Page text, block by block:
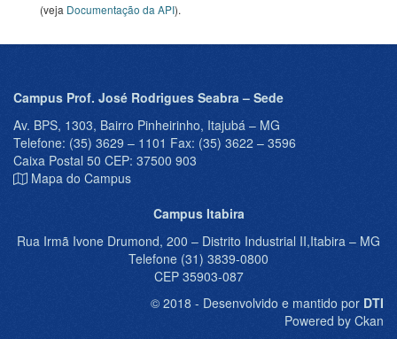
(veja Documentação da API).
Campus Prof. José Rodrigues Seabra – Sede
Av. BPS, 1303, Bairro Pinheirinho, Itajubá – MG
Telefone: (35) 3629 – 1101 Fax: (35) 3622 – 3596
Caixa Postal 50 CEP: 37500 903
Mapa do Campus
Campus Itabira
Rua Irmã Ivone Drumond, 200 – Distrito Industrial II,Itabira – MG
Telefone (31) 3839-0800
CEP 35903-087
© 2018 - Desenvolvido e mantido por DTI
Powered by Ckan